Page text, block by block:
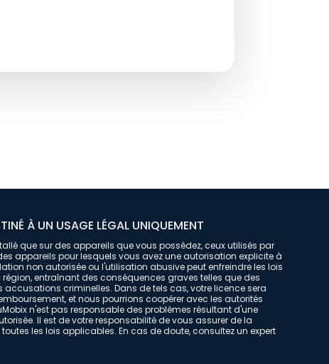
À UN USAGE LÉGAL UNIQUEMENT
que sur des appareils que vous possédez, ceux utilisés par
appareils pour lesquels vous avez une autorisation explicite à
non autorisée ou l'utilisation abusive peut enfreindre les lois
entraînant des conséquences graves telles que des
accusations criminelles. Dans de tels cas, votre licence sera
et nous pourrions coopérer avec les autorités
n'est pas responsable des problèmes résultant d'une
Il est de votre responsabilité de vous assurer de la
les lois applicables. En cas de doute, consultez un expert